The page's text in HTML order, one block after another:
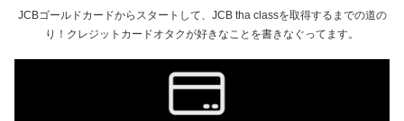
JCBゴールドカードからスタートして、JCB tha classを取得するまでの道の
り！クレジットカードオタクが好きなことを書きなぐってます。